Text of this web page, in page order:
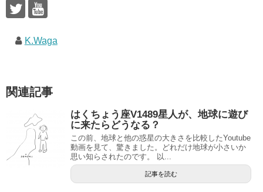
K.Waga
関連記事
はくちょう座V1489星人が、地球に遊び
に来たらどうなる？
この前、地球と他の惑星の大きさを比較したYoutube
動画を見て、驚きました。どれだけ地球が小さいか
思い知らされたのです。 以...
記事を読む